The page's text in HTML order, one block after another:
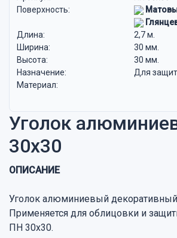
Поверхность:
Длина:
2,7 м.
Ширина:
30 мм.
Высота:
30 мм.
Назначение:
Для
Материал:
Уголок
30х30
ОПИСАНИЕ
Уголок алюминиевый декоративный
Применяется для облицовки и
ПН 30х30.